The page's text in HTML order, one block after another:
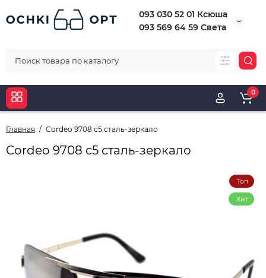
093 030 52 01 Ксюша
093 569 64 59 Света
0
Главная Cordeo 9708 с5 сталь-зеркало
Cordeo 9708 с5 сталь-зеркало
Топ
Хит